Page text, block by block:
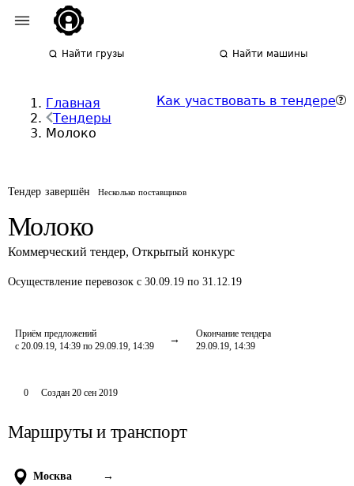
Найти грузы Найти машины
Главная
Тендеры
Молоко
Как участвовать в тендере
Тендер завершён Несколько поставщиков
Молоко
Коммерческий тендер, Открытый конкурс
Осуществление перевозок с 30.09.19 по 31.12.19
Приём предложений
с 20.09.19, 14:39 по 29.09.19, 14:39
Окончание тендера
29.09.19, 14:39
0 Создан 20 сен 2019
Маршруты и транспорт
Москва →